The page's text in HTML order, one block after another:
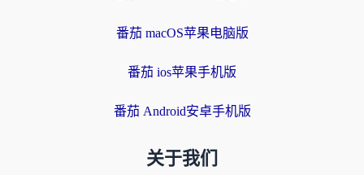
番茄 macOS苹果电脑版
番茄 ios苹果手机版
番茄 Android安卓手机版
关于我们